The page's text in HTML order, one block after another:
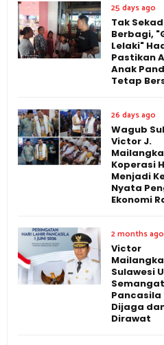
25 days ago
Tak
Berbagi,
Lelaki"
Pastikan
Anak
Tetap
26 days ago
Wagub
Victor J.
Koperasi
Menjadi
Nyata
Ekonomi
2 months ago
Victor
Sulawesi
Semangat
Pancasila
Dijaga
Dirawat